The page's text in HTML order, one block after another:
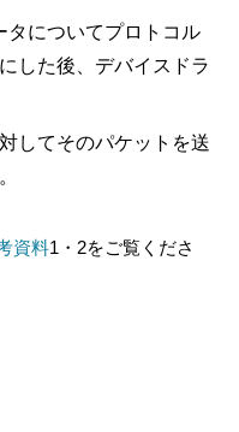
タについてプロトコル
した後、デバイスドラ
してそのパケットを送
資料1・2をご覧くださ